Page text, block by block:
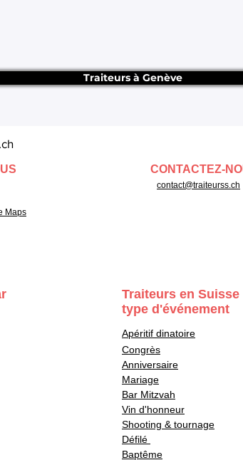
Traiteurs à Genève
CONTACTEZ-
contact@traiteurss.ch
Maps
Traiteurs en Suisse
type d'événement
Apéritif dinatoire
Congrès
Anniversaire
Mariage
Bar Mitzvah
Vin d'honneur
Shooting & tournage
Défilé
Baptême